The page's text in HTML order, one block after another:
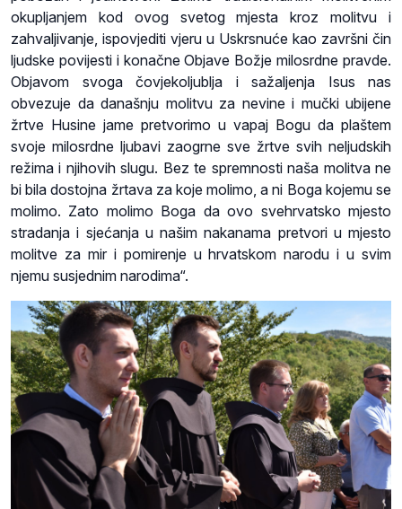
okupljanjem kod ovog svetog mjesta kroz molitvu i
zahvaljivanje, ispovjediti vjeru u Uskrsnuće kao završni čin
ljudske povijesti i konačne Objave Božje milosrdne pravde.
Objavom svoga čovjekoljublja i sažaljenja Isus nas
obvezuje da današnju molitvu za nevine i mučki ubijene
žrtve Husine jame pretvorimo u vapaj Bogu da plaštem
svoje milosrdne ljubavi zaogrne sve žrtve svih neljudskih
režima i njihovih slugu. Bez te spremnosti naša molitva ne
bi bila dostojna žrtava za koje molimo, a ni Boga kojemu se
molimo. Zato molimo Boga da ovo svehrvatsko mjesto
stradanja i sjećanja u našim nakanama pretvori u mjesto
molitve za mir i pomirenje u hrvatskom narodu i u svim
njemu susjednim narodima“.